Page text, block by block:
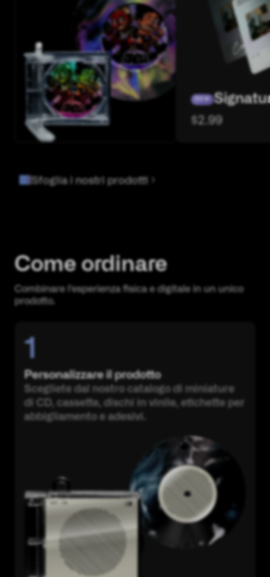
$2.99
Sfoglia i nostri prodotti
Come ordinare
Combinare l'esperienza fisica e digitale in un unico
prodotto.
1
Personalizzare il prodotto
Scegliete dal nostro catalogo di miniature
di CD, cassette, dischi in vinile, etichette per
abbigliamento e adesivi.